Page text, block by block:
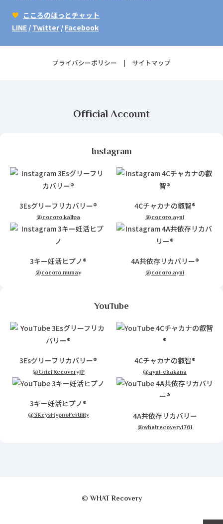
♥ こころのほっとチャット
LINE / Twitter / Facebook
プライバシーポリシー サイトマップ
Official Account
Instagram
3Esグリーフリカバリー®
@cocoro.kallpa
4Cチャカナの叡智®
@cocoro.ayni
3キー妊活ヒプノ®
@cocoro.munay
4A共依存リカバリー®
@cocoro.ayni
YouTube
3Esグリーフリカバリー®
@GriefRecoveryJP
4Cチャカナの叡智®
@ayni-chakana
3キー妊活ヒプノ®
@3KeysHypnoFertility 4A共依存リカバリー
@whatrecovery1761
© WHAT Recovery